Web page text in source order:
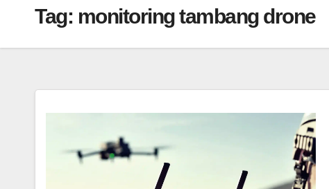
Tag: monitoring tambang drone